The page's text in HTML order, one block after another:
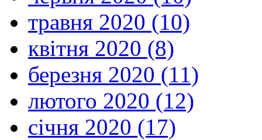
травня 2020 (10)
квітня 2020 (8)
березня 2020 (11)
лютого 2020 (12)
січня 2020 (17)